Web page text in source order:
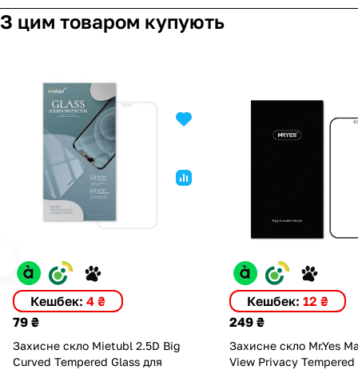
З цим товаром купують
Кешбек: 4 ₴
79 ₴
Захисне скло Mietubl 2.5D Big
Curved Tempered Glass для
Кешбек:12 ₴
249 ₴
Захисне скло Mr.Yes
View Privacy Tempered